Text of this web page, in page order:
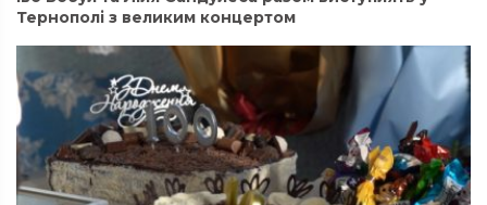
Тернополі з великим концертом